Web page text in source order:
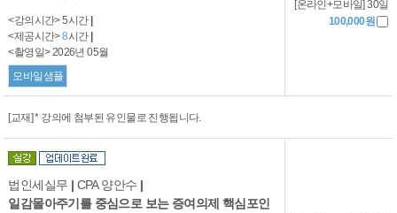
<강의시간> 5시간
<제공시간>8시간
<촬영일> 2026년 05월
모바일샘플
[온라인+모바일] 30일
100,000원
[교재] * 강의에 첨부된 유인물로 진행됩니다.
법인세실무 | CPA 양안수 |
일감몰아주기를 중심으로 보는 증여의제 핵심포인